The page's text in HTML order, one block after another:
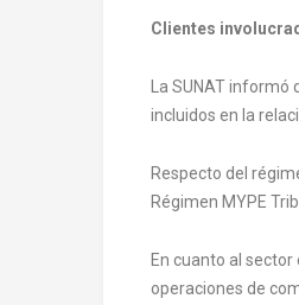
Clientes
La SUNAT informó
incluidos en la
Respecto del
Régimen MYPE
En cuanto al
operaciones de